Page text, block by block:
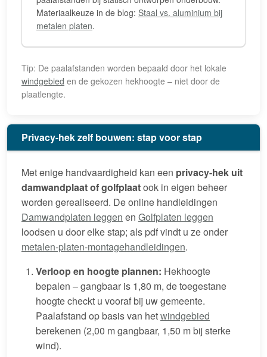
Materiaalkeuze in de blog: Staal vs. aluminium bij
metalen platen.
Tip: De paalafstanden worden bepaald door het lokale
windgebied en de gekozen hekhoogte – niet door de
plaatlengte.
Privacy-hek zelf bouwen: stap voor stap
Met enige handvaardigheid kan een privacy-hek uit
damwandplaat of golfplaatook in eigen beheer
worden gerealiseerd. De online handleidingen
Damwandplaten leggen en Golfplaten leggen
loodsen u door elke stap; als pdf vindt u ze onder
metalen-platen-montagehandleidingen.
Verloop en hoogte plannen: Hekhoogte
bepalen – gangbaar is 1,80 m, de toegestane
hoogte checkt u vooraf bij uw gemeente.
Paalafstand op basis van hetwindgebied
berekenen (2,00 m gangbaar, 1,50 m bij sterke
wind).